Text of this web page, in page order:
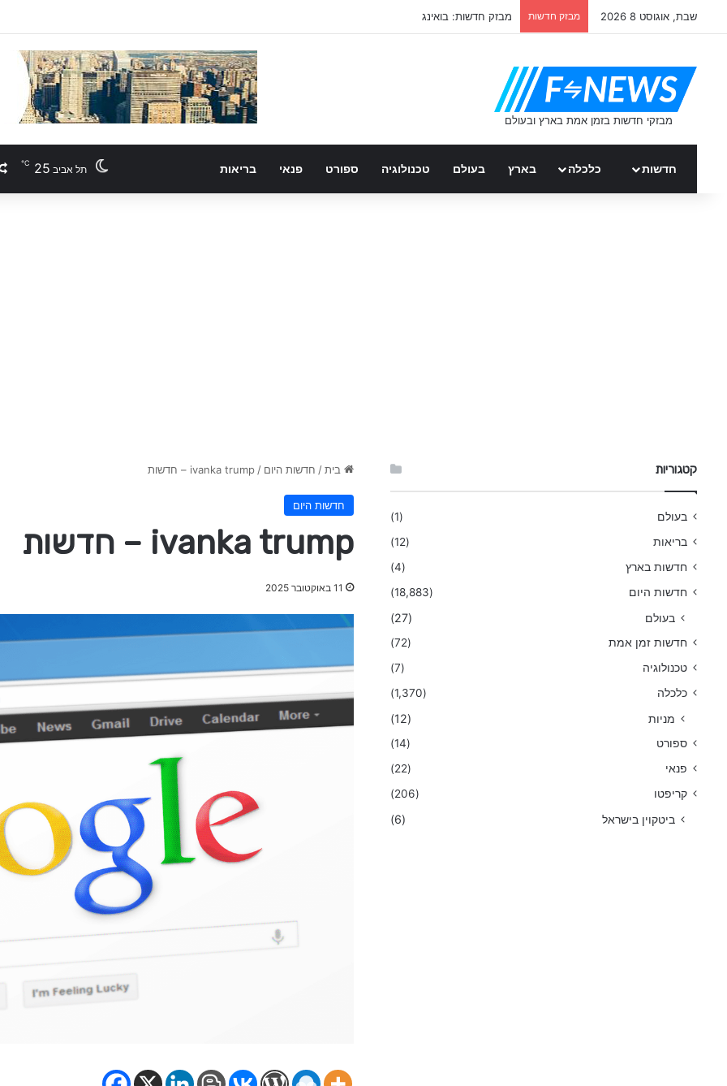
שבת, אוגוסט 8 2026 מבזק חדשות מבזק חדשות: בואינג
חדשות כלכלה בארץ בעולם טכנולוגיה ספורט פנאי בריאות תל אביב 25
℃
בית / חדשות היום / ivanka trump – חדשות
חדשות היום
ivanka trump – חדשות
11 באוקטובר 2025
קטגוריות
בעולם
(1)
בריאות
(12)
חדשות בארץ
(4)
חדשות היום
(18,883)
בעולם (27)
חדשות זמן אמת
(72)
טכנולוגיה
(7)
כלכלה
(1,370)
מניות (12)
ספורט
(14)
פנאי
(22)
קריפטו
(206)
ביטקוין בישראל (6)